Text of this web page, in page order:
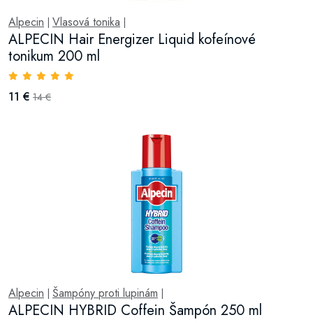
Alpecin Vlasová tonika
ALPECIN Hair Energizer Liquid kofeínové
tonikum 200 ml
11 € 14 €
Alpecin Šampóny proti lupinám
ALPECIN HYBRID Coffein Šampón 250 ml